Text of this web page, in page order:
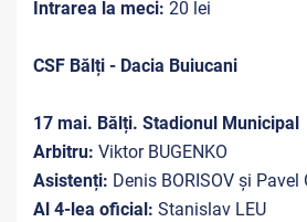
Intrarea la meci: 20 lei
CSF Bălți - Dacia Buiucani
17 mai. Bălți. Stadionul Municipal
Arbitru: Viktor BUGENKO
Asistenți: Denis BORISOV și Pavel
Al 4-lea oficial: Stanislav LEU